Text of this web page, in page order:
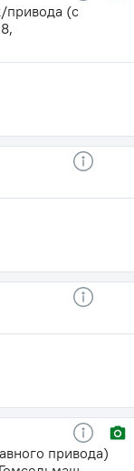
привода (с
привода)